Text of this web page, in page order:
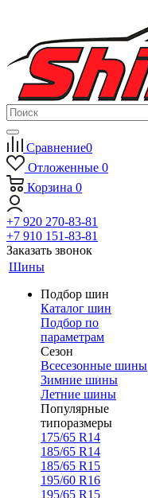
Сравнение0
Отложенные 0
Корзина 0
+7 920 270-83-81
+7 910 151-83-81
Заказать звонок
Шины
Подбор шин
Каталог шин
Подбор по
параметрам
Сезон
Всесезонные шины
Зимние шины
Летние шины
Популярные
типоразмеры
175/65 R14
185/65 R14
185/65 R15
195/60 R16
195/65 R15